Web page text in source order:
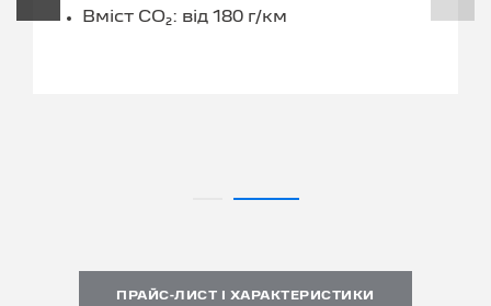
Вміст CO₂: від 180 г/км
ПРАЙС-ЛИСТ І ХАРАКТЕРИСТИКИ